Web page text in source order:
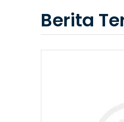
Berita